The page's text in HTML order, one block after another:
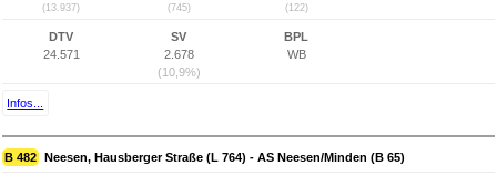
(13.937) (745) (122)
DTV
24.571
SV
2.678
(10,9%)
BPL
WB
Infos...
B 482 Neesen, Hausberger Straße (L 764) - AS Neesen/Minden (B 65)